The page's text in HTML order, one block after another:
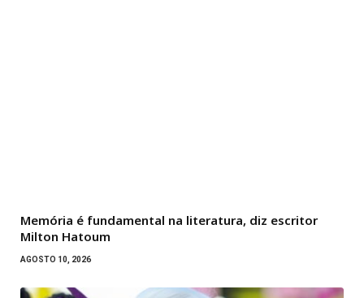
Memória é fundamental na literatura, diz escritor
Milton Hatoum
AGOSTO 10, 2026